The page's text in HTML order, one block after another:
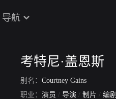
导航
考特尼·盖恩斯
别名： Courtney Gains
职业： 演员 / 导演 / 制片 / 编剧